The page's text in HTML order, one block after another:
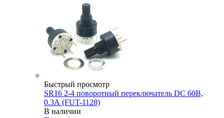
Быстрый просмотр
SR16 2-4 поворотный переключатель DC 60В,
0.3А (FUT-1128)
В наличии